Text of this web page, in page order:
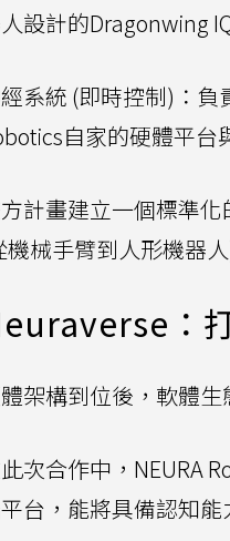
設計的Dragonwing
系統 (即時控制)：
自家的硬體平台
計畫建立一個標準
機械手臂到人形機器
：
架構到位後，軟體生
次合作中，NEURA
台，能將具備認知